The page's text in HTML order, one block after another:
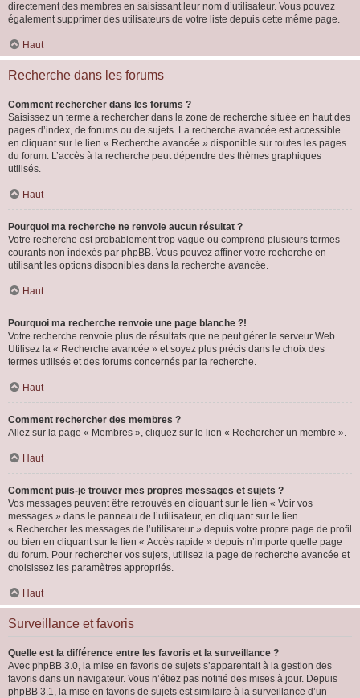
directement des membres en saisissant leur nom d’utilisateur. Vous pouvez
également supprimer des utilisateurs de votre liste depuis cette même page.
Haut
Recherche dans les forums
Comment rechercher dans les forums ?
Saisissez un terme à rechercher dans la zone de recherche située en haut des
pages d’index, de forums ou de sujets. La recherche avancée est accessible
en cliquant sur le lien « Recherche avancée » disponible sur toutes les pages
du forum. L’accès à la recherche peut dépendre des thèmes graphiques
utilisés.
Haut
Pourquoi ma recherche ne renvoie aucun résultat ?
Votre recherche est probablement trop vague ou comprend plusieurs termes
courants non indexés par phpBB. Vous pouvez affiner votre recherche en
utilisant les options disponibles dans la recherche avancée.
Haut
Pourquoi ma recherche renvoie une page blanche ?!
Votre recherche renvoie plus de résultats que ne peut gérer le serveur Web.
Utilisez la « Recherche avancée » et soyez plus précis dans le choix des
termes utilisés et des forums concernés par la recherche.
Haut
Comment rechercher des membres ?
Allez sur la page « Membres », cliquez sur le lien « Rechercher un membre ».
Haut
Comment puis-je trouver mes propres messages et sujets ?
Vos messages peuvent être retrouvés en cliquant sur le lien « Voir vos
messages » dans le panneau de l’utilisateur, en cliquant sur le lien
« Rechercher les messages de l’utilisateur » depuis votre propre page de profil
ou bien en cliquant sur le lien « Accès rapide » depuis n’importe quelle page
du forum. Pour rechercher vos sujets, utilisez la page de recherche avancée et
choisissez les paramètres appropriés.
Haut
Surveillance et favoris
Quelle est la différence entre les favoris et la surveillance ?
Avec phpBB 3.0, la mise en favoris de sujets s’apparentait à la gestion des
favoris dans un navigateur. Vous n’étiez pas notifié des mises à jour. Depuis
phpBB 3.1, la mise en favoris de sujets est similaire à la surveillance d’un